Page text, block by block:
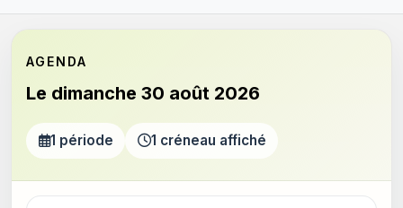
AGENDA
Le dimanche 30 août 2026
1 période 1 créneau affiché